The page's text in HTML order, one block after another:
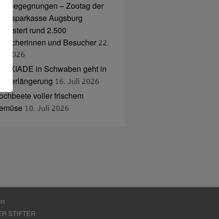
Begegnungen – Zootag der
Augsburg
rund 2.500
und Besucher 22.
2026
in Schwaben geht in
Verlängerung 16. Juli 2026
voller frischem
10. Juli 2026
STIFTER